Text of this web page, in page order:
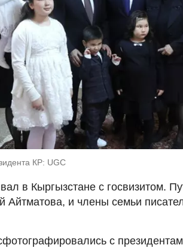
КР: UGC
в Кыргызстане с госвизитом.
Айтматова, и члены семьи
с